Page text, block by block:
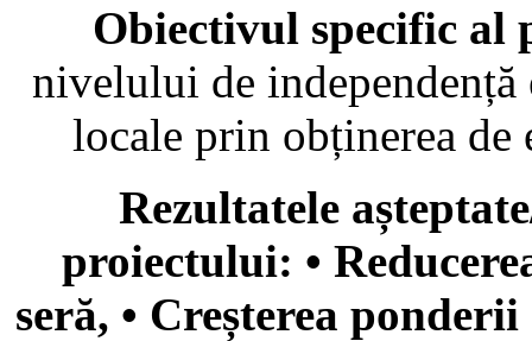
Obiectivul specific al
nivelului de
locale prin obținerea de
Rezultatele
proiectului: •
seră, • Creșterea